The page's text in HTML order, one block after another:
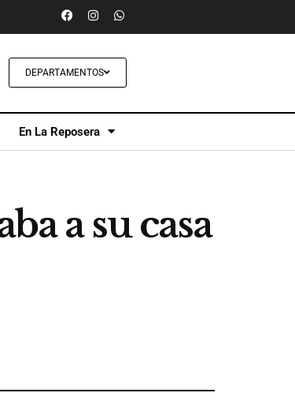
DEPARTAMENTOS
En La Reposera
a su casa